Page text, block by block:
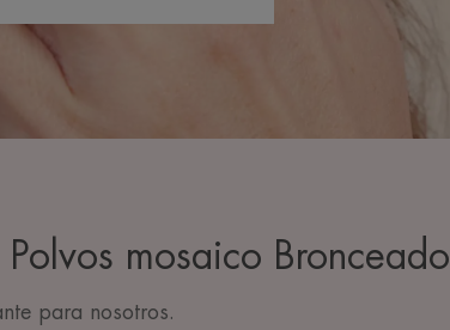
Polvos mosaico Bronceado
para nosotros.